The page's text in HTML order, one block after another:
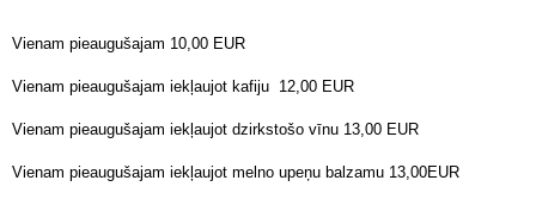
Vienam pieaugušajam 10,00 EUR
Vienam pieaugušajam iekļaujot kafiju 12,00 EUR
Vienam pieaugušajam iekļaujot dzirkstošo vīnu 13,00 EUR
Vienam pieaugušajam iekļaujot melno upeņu balzamu 13,00EUR